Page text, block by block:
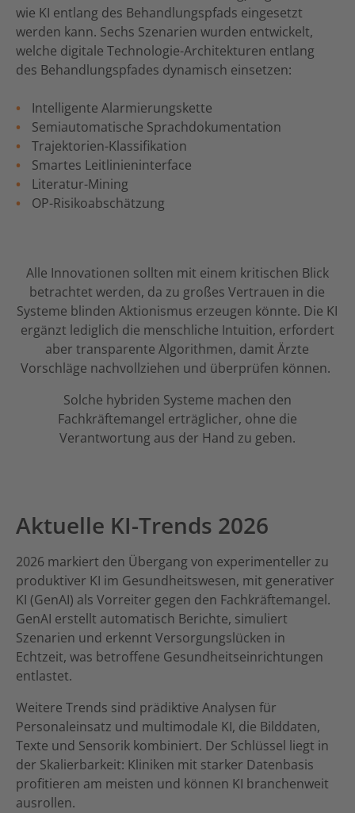
wie KI entlang des Behandlungspfads eingesetzt
werden kann. Sechs Szenarien wurden entwickelt,
welche digitale Technologie-Architekturen entlang
des Behandlungspfades dynamisch einsetzen:
Intelligente Alarmierungskette
Semiautomatische Sprachdokumentation
Trajektorien-Klassifikation
Smartes Leitlinieninterface
Literatur-Mining
OP-Risikoabschätzung
Alle Innovationen sollten mit einem kritischen Blick
betrachtet werden, da zu großes Vertrauen in die
Systeme blinden Aktionismus erzeugen könnte. Die KI
ergänzt lediglich die menschliche Intuition, erfordert
aber transparente Algorithmen, damit Ärzte
Vorschläge nachvollziehen und überprüfen können.
Solche hybriden Systeme machen den
Fachkräftemangel erträglicher, ohne die
Verantwortung aus der Hand zu geben.
Aktuelle KI-Trends 2026
2026 markiert den Übergang von experimenteller zu
produktiver KI im Gesundheitswesen, mit generativer
KI (GenAI) als Vorreiter gegen den Fachkräftemangel.
GenAI erstellt automatisch Berichte, simuliert
Szenarien und erkennt Versorgungslücken in
Echtzeit, was betroffene Gesundheitseinrichtungen
entlastet.
Weitere Trends sind prädiktive Analysen für
Personaleinsatz und multimodale KI, die Bilddaten,
Texte und Sensorik kombiniert. Der Schlüssel liegt in
der Skalierbarkeit: Kliniken mit starker Datenbasis
profitieren am meisten und können KI branchenweit
ausrollen.